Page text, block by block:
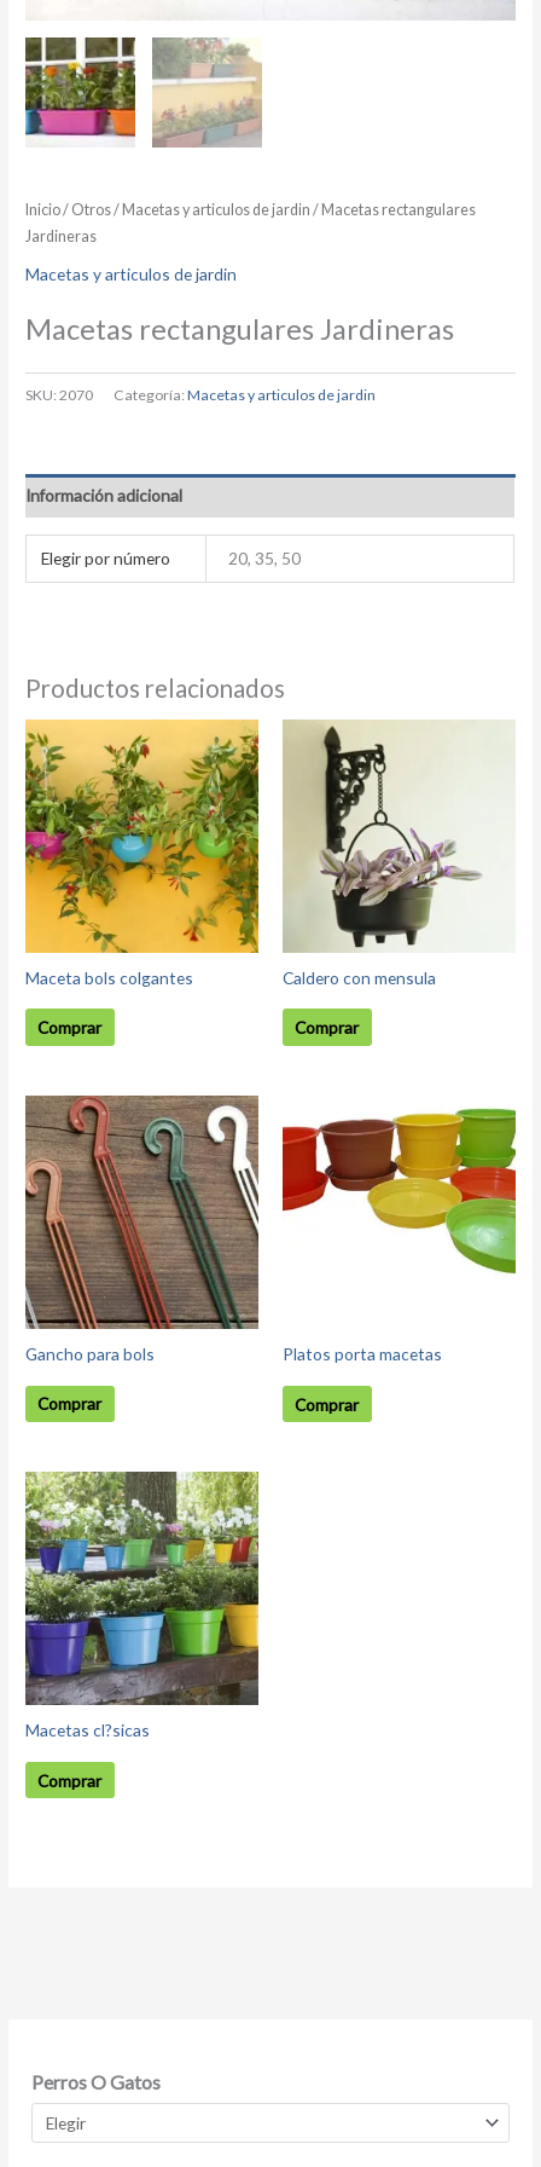
Inicio/ Otros/ Macetas y articulos de jardin / Macetas rectangulares
Jardineras
Macetas y articulos de jardin
Macetas rectangulares Jardineras
SKU:2070 Categoría:Macetas y articulos de jardin
Información adicional
Elegir por número 20, 35, 50
Productos relacionados
Maceta bols colgantes
Comprar
Caldero con mensula
Comprar
Gancho para bols
Comprar
Platos porta macetas
Comprar
Macetas cl?sicas
Comprar
Perros O Gatos